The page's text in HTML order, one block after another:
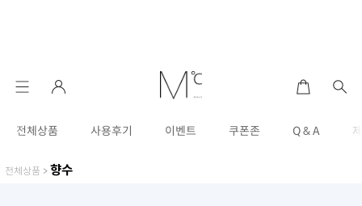
전체상품 사용후기 이벤트 쿠폰존 Q & A
전체상품 > 향수